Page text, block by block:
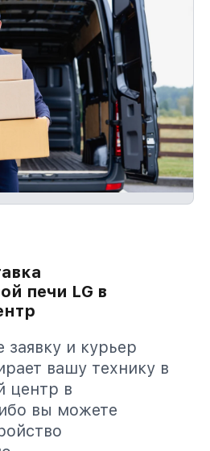
печи LG в
и курьер
вашу технику в
центр в
вы можете